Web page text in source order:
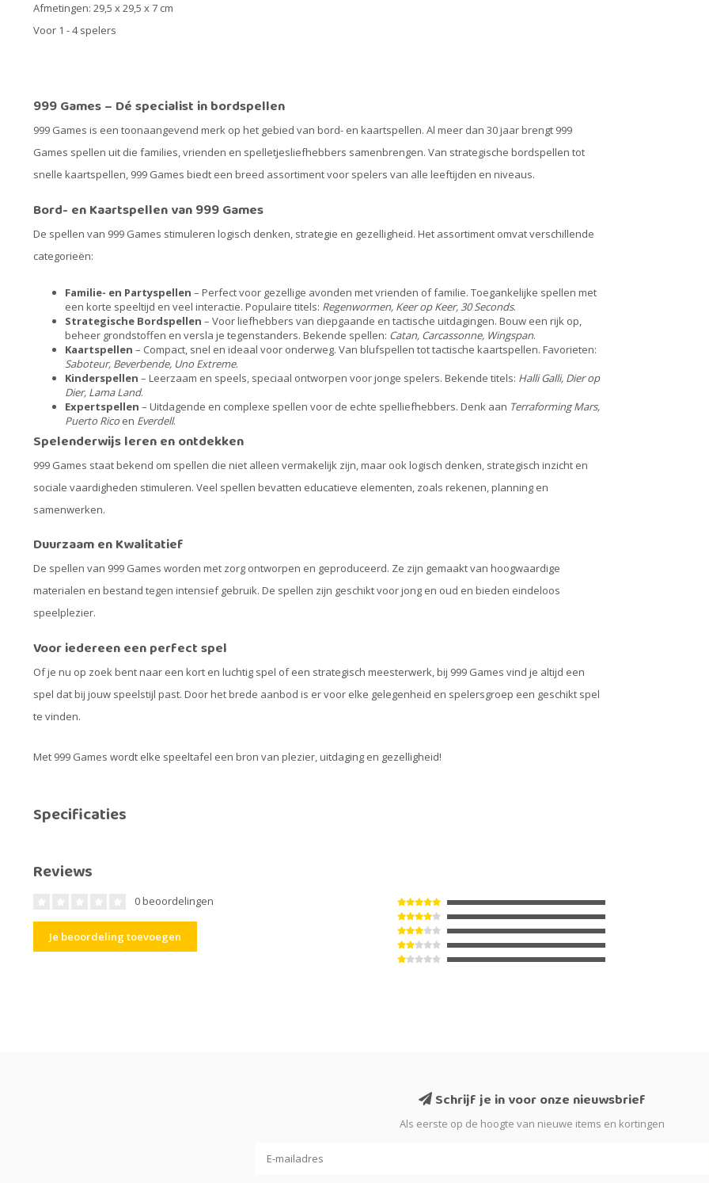
Afmetingen: 29,5 x 29,5 x 7 cm
Voor 1 - 4 spelers
999 Games – Dé specialist in bordspellen
999 Games is een toonaangevend merk op het gebied van bord- en kaartspellen. Al meer dan 30 jaar brengt 999
Games spellen uit die families, vrienden en spelletjesliefhebbers samenbrengen. Van strategische bordspellen tot
snelle kaartspellen, 999 Games biedt een breed assortiment voor spelers van alle leeftijden en niveaus.
Bord- en Kaartspellen van 999 Games
De spellen van 999 Games stimuleren logisch denken, strategie en gezelligheid. Het assortiment omvat verschillende
categorieën:
Familie- en Partyspellen – Perfect voor gezellige avonden met vrienden of familie. Toegankelijke spellen met
een korte speeltijd en veel interactie. Populaire titels: Regenwormen, Keer op Keer, 30 Seconds.
Strategische Bordspellen – Voor liefhebbers van diepgaande en tactische uitdagingen. Bouw een rijk op,
beheer grondstoffen en versla je tegenstanders. Bekende spellen: Catan, Carcassonne, Wingspan.
Kaartspellen – Compact, snel en ideaal voor onderweg. Van blufspellen tot tactische kaartspellen. Favorieten:
Saboteur, Beverbende, Uno Extreme.
Kinderspellen – Leerzaam en speels, speciaal ontworpen voor jonge spelers. Bekende titels: Halli Galli, Dier op
Dier, Lama Land.
Expertspellen – Uitdagende en complexe spellen voor de echte spelliefhebbers. Denk aan Terraforming Mars,
Puerto Rico en Everdell.
Spelenderwijs leren en ontdekken
999 Games staat bekend om spellen die niet alleen vermakelijk zijn, maar ook logisch denken, strategisch inzicht en
sociale vaardigheden stimuleren. Veel spellen bevatten educatieve elementen, zoals rekenen, planning en
samenwerken.
Duurzaam en Kwalitatief
De spellen van 999 Games worden met zorg ontworpen en geproduceerd. Ze zijn gemaakt van hoogwaardige
materialen en bestand tegen intensief gebruik. De spellen zijn geschikt voor jong en oud en bieden eindeloos
speelplezier.
Voor iedereen een perfect spel
Of je nu op zoek bent naar een kort en luchtig spel of een strategisch meesterwerk, bij 999 Games vind je altijd een
spel dat bij jouw speelstijl past. Door het brede aanbod is er voor elke gelegenheid en spelersgroep een geschikt spel
te vinden.
Met 999 Games wordt elke speeltafel een bron van plezier, uitdaging en gezelligheid!
Specificaties
Reviews
0 beoordelingen
Je beoordeling toevoegen
Schrijf je in voor onze nieuwsbrief
Als eerste op de hoogte van nieuwe items en kortingen